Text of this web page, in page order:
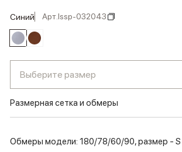
синий Арт.lssp-032043
Выберите размер
Размерная сетка и обмеры
Обмеры модели: 180/78/60/90, размер - S